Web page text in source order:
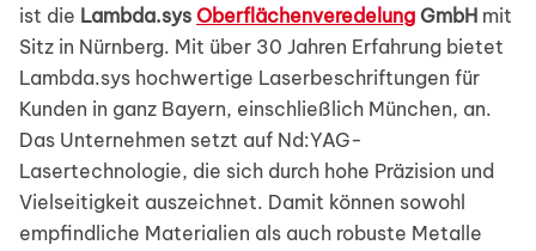
ist die Lambda.sys Oberflächenveredelung GmbH mit
Sitz in Nürnberg. Mit über 30 Jahren Erfahrung bietet
Lambda.sys hochwertige Laserbeschriftungen für
Kunden in ganz Bayern, einschließlich München, an.
Das Unternehmen setzt auf Nd:YAG-
Lasertechnologie, die sich durch hohe Präzision und
Vielseitigkeit auszeichnet. Damit können sowohl
empfindliche Materialien als auch robuste Metalle